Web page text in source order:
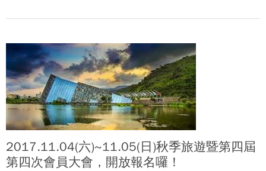
2017.11.04(六)~11.05(日)秋季旅遊暨第四屆
第四次會員大會，開放報名囉！